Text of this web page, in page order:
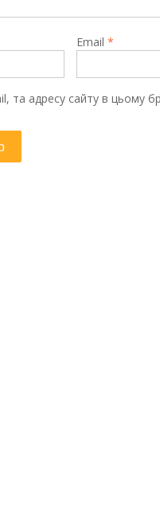
Email *
та адресу сайту в цьому